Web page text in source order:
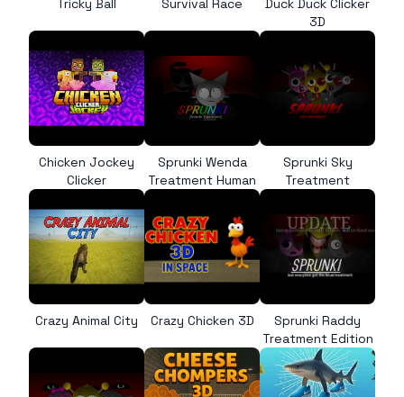
Tricky Ball Survival Race
Duck Duck Clicker
3D
Chicken Jockey
Clicker
Sprunki Wenda
Treatment Human
Sprunki Sky
Treatment
Crazy Animal City Crazy Chicken 3D
Sprunki Raddy
Treatment Edition